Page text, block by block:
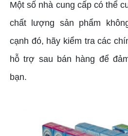
Một số nhà cung cấp có thể
chất lượng sản phẩm
cạnh đó, hãy kiểm tra các
hỗ trợ sau bán hàng để
bạn.